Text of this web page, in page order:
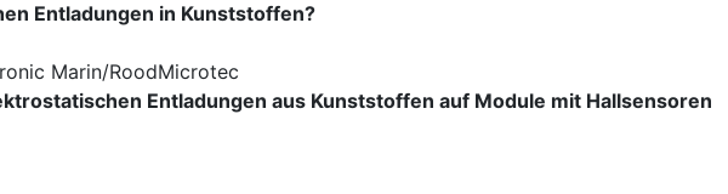
Entladungen in Kunststoffen?
Marin/RoodMicrotec
Entladungen aus Kunststoffen auf Module mit Hallsensoren